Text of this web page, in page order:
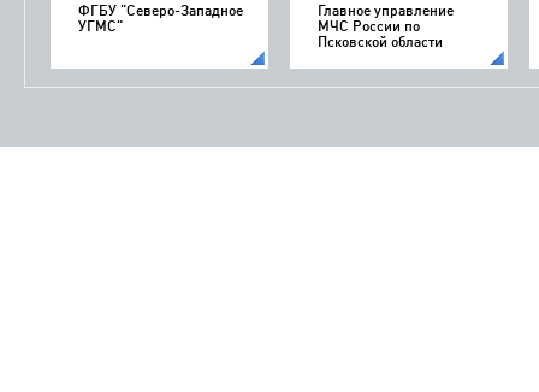
ФГБУ "Северо-Западное
УГМС"
Главное управление
МЧС России по
Псковской области